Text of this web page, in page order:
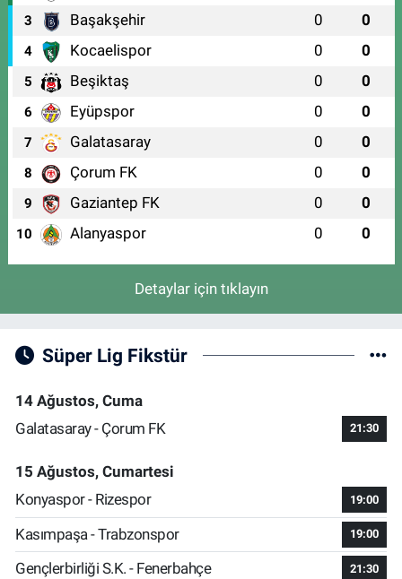
3 Başakşehir 0 0
4 Kocaelispor 0 0
5 Beşiktaş 0 0
6 Eyüpspor 0 0
7 Galatasaray 0 0
8 Çorum FK 0 0
9 Gaziantep FK 0 0
10 Alanyaspor 0 0
Detaylar için tıklayın
Süper Lig Fikstür
14 Ağustos, Cuma
Galatasaray - Çorum FK
21:30
15 Ağustos, Cumartesi
Konyaspor - Rizespor
19:00
Kasımpaşa - Trabzonspor 19:00
Gençlerbirliği S.K. - Fenerbahçe 21:30